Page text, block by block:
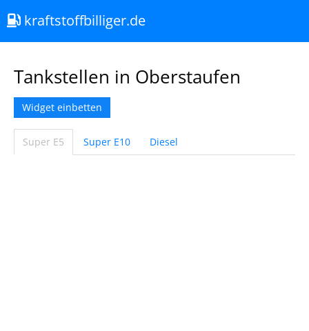
kraftstoffbilliger.de
Tankstellen in Oberstaufen
Widget einbetten
Super E5 Super E10 Diesel